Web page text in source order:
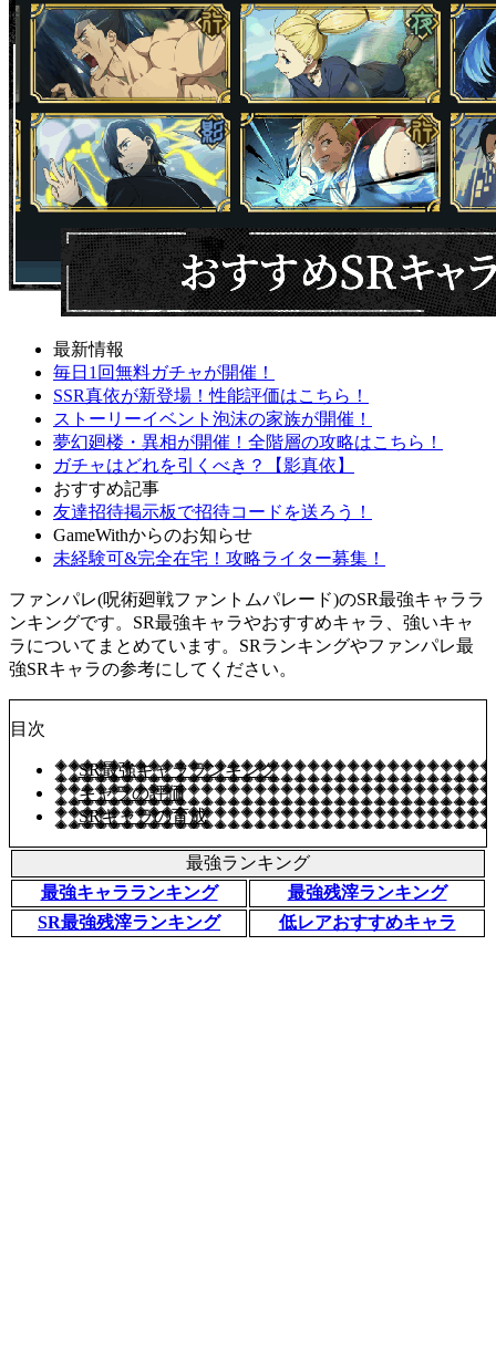
最新情報
毎日1回無料ガチャが開催！
SSR真依が新登場！性能評価はこちら！
ストーリーイベント泡沫の家族が開催！
夢幻廻楼・異相が開催！全階層の攻略はこちら！
ガチャはどれを引くべき？【影真依】
おすすめ記事
友達招待掲示板で招待コードを送ろう！
GameWithからのお知らせ
未経験可&完全在宅！攻略ライター募集！
ファンパレ(呪術廻戦ファントムパレード)のSR最強キャララ
ンキングです。SR最強キャラやおすすめキャラ、強いキャ
ラについてまとめています。SRランキングやファンパレ最
強SRキャラの参考にしてください。
目次
SR最強キャラランキング
キャラの評価
SRキャラの育成
最強ランキング
最強キャラランキング
最強残滓ランキング
SR最強残滓ランキング
低レアおすすめキャラ